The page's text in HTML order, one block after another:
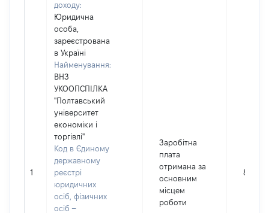
1
доходу:
Юридична
особа,
зареєстрована
в Україні
Найменування:
ВНЗ
УКООПСПІЛКА
"Полтавський
університет
економіки і
торгівлі"
Код в Єдиному
державному
реєстрі
юридичних
осіб, фізичних
осіб –
Заробітна
плата
отримана за
основним
місцем
роботи
89289